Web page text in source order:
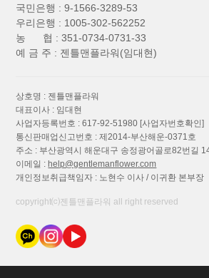
국민은행 : 9-1566-3289-53
우리은행 : 1005-302-562252
농 협 : 351-0734-0731-33
예 금 주 : 젠틀맨플라워(임대현)
상호명 : 젠틀맨플라워
대표이사 : 임대현
사업자등록번호 : 617-92-51980 [사업자번호확인]
통신판매업신고번호 : 제2014-부산해운-0371호
주소 : 부산광역시 해운대구 송정광어골로82번길
이메일 : help@gentlemanflower.com
개인정보취급책임자 : 노현수 이사 / 이귀환 본부장
copyright⒞젠틀맨플라워 all right reserved